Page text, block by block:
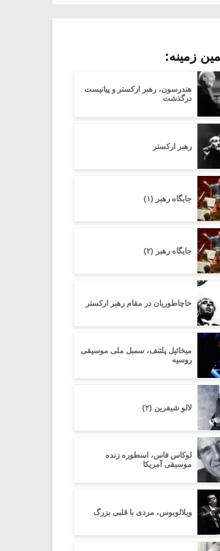
زمینه:
هندرسون، رهبر ارکستر و پیانیست
درگذشت
رهبر ارکستر
جایگاه رهبر (۱)
جایگاه رهبر (۲)
خاچاطوریان در مقام رهبر ارکستر
میخائیل پلتنف، سمبل ملی موسیقی
روسیه
لالو شیفرین (۲)
لوکاس فاس، اسطوره زنده
موسیقی آمریکا
ویلالوبوس، مردی با قلبی بزرگ